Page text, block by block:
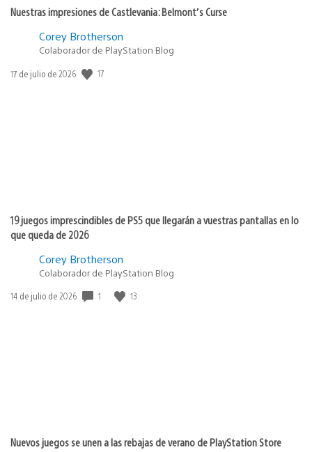
Nuestras impresiones de Castlevania: Belmont’s Curse
Corey Brotherson
Colaborador de PlayStation Blog
Fecha
17 de julio de 2026 17
19 juegos imprescindibles de PS5 que llegarán a vuestras pantallas en lo
que queda de 2026
Corey Brotherson
Colaborador de PlayStation Blog
Fecha
14 de julio de 2026 1 13
Nuevos juegos se unen a las rebajas de verano de PlayStation Store